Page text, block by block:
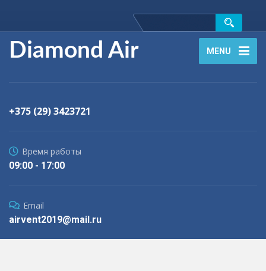
Diamond Air MENU
+375 (29) 3423721
Время работы
09:00 - 17:00
Email
airvent2019@mail.ru